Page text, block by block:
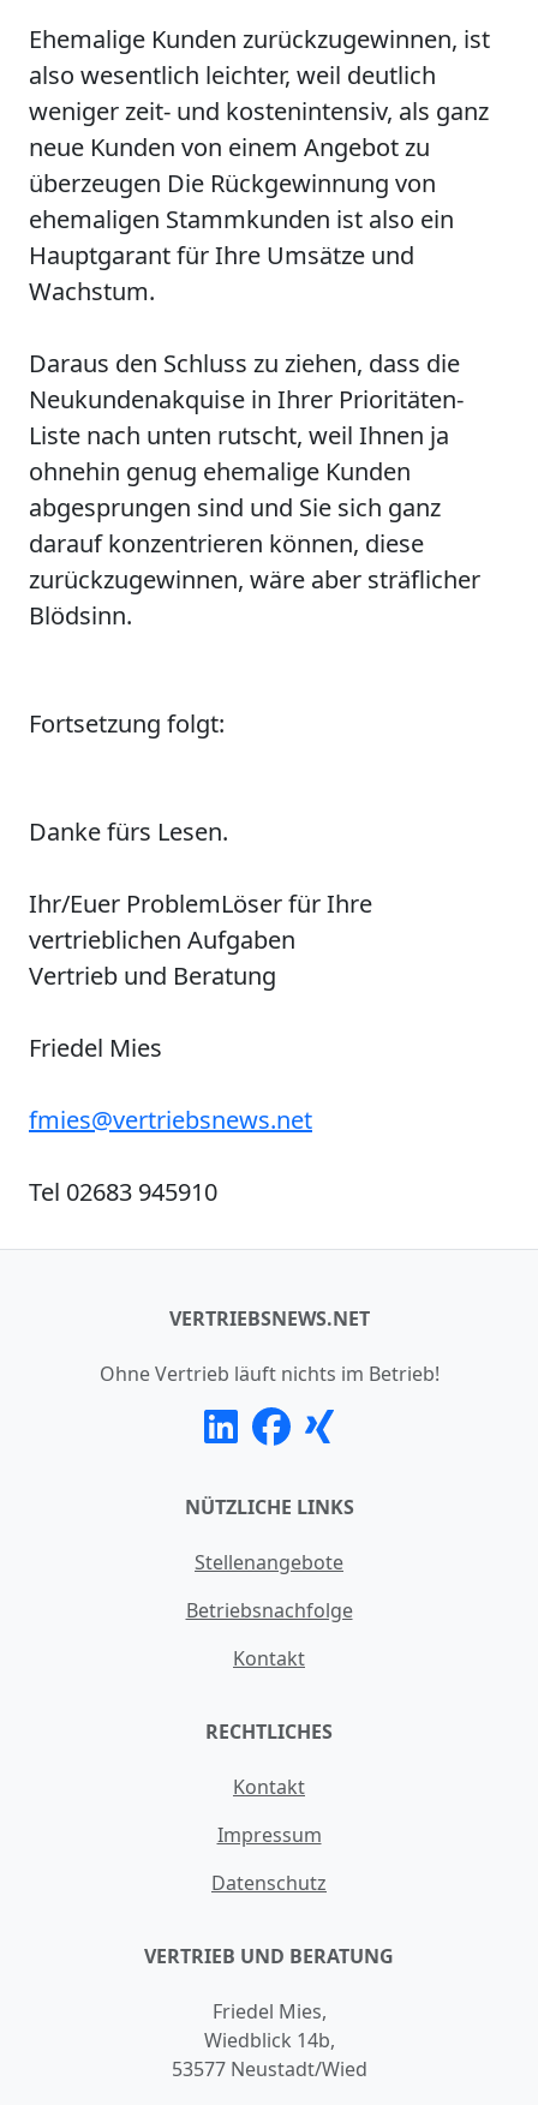
Ehemalige Kunden zurückzugewinnen, ist
also wesentlich leichter, weil deutlich
weniger zeit- und kostenintensiv, als ganz
neue Kunden von einem Angebot zu
überzeugen Die Rückgewinnung von
ehemaligen Stammkunden ist also ein
Hauptgarant für Ihre Umsätze und
Wachstum.
Daraus den Schluss zu ziehen, dass die
Neukundenakquise in Ihrer Prioritäten-
Liste nach unten rutscht, weil Ihnen ja
ohnehin genug ehemalige Kunden
abgesprungen sind und Sie sich ganz
darauf konzentrieren können, diese
zurückzugewinnen, wäre aber sträflicher
Blödsinn.
Fortsetzung folgt:
Danke fürs Lesen.
Ihr/Euer ProblemLöser für Ihre
vertrieblichen Aufgaben
Vertrieb und Beratung
Friedel Mies
fmies@vertriebsnews.net
Tel 02683 945910
VERTRIEBSNEWS.NET
Ohne Vertrieb läuft nichts im Betrieb!
NÜTZLICHE LINKS
Stellenangebote
Betriebsnachfolge
Kontakt
RECHTLICHES
Kontakt
Impressum
Datenschutz
VERTRIEB UND BERATUNG
Friedel Mies,
Wiedblick 14b,
53577 Neustadt/Wied